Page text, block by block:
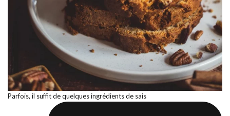
Parfois, il suffit de quelques ingrédients de sais